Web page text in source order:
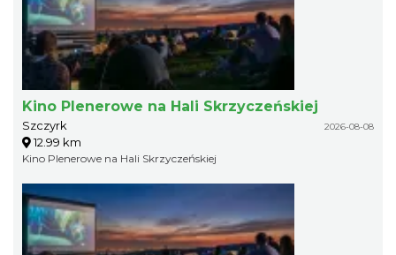
Kino Plenerowe na Hali Skrzyczeńskiej
Szczyrk 2026-08-08
12.99 km
Kino Plenerowe na Hali Skrzyczeńskiej